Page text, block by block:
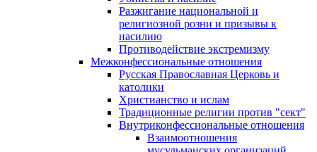
Разжигание национальной и
религиозной розни и призывы к
насилию
Противодействие экстремизму
Межконфессиональные отношения
Русская Православная Церковь и
католики
Христианство и ислам
Традиционные религии против "сект"
Внутриконфессиональные отношения
Взаимоотношения